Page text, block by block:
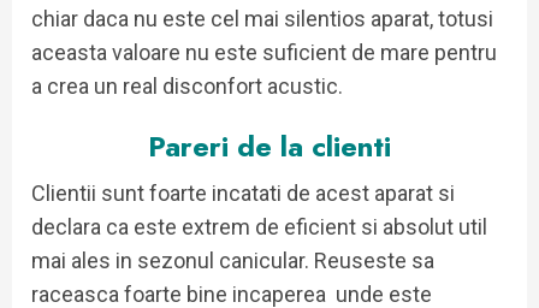
chiar daca nu este cel mai silentios aparat, totusi
aceasta valoare nu este suficient de mare pentru
a crea un real disconfort acustic.
Pareri de la clienti
Clientii sunt foarte incatati de acest aparat si
declara ca este extrem de eficient si absolut util
mai ales in sezonul canicular. Reuseste sa
raceasca foarte bine incaperea unde este